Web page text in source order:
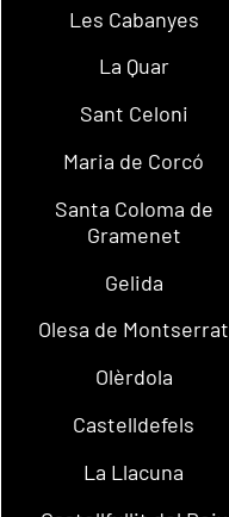
Les Cabanyes
La Quar
Sant Celoni
Maria de Corcó
Santa Coloma de
Gramenet
Gelida
Olesa de Montserrat
Olèrdola
Castelldefels
La Llacuna